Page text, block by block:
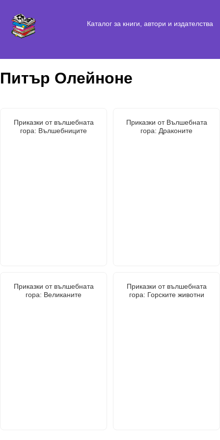
Каталог за книги, автори и издателства
Питър Олейноне
Приказки от вълшебната
гора: Вълшебниците
Приказки от Вълшебната
гора: Драконите
Приказки от вълшебната
гора: Великаните
Приказки от вълшебната
гора: Горските животни